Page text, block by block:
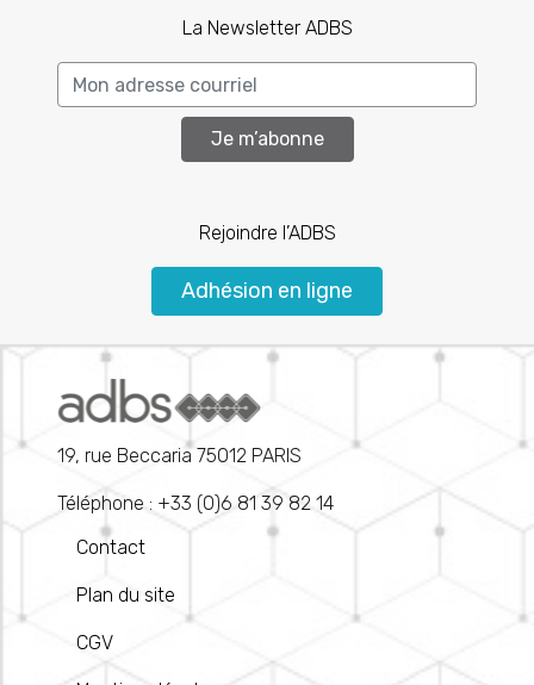
La Newsletter ADBS
Je m’abonne
Rejoindre l’ADBS
Adhésion en ligne
19, rue Beccaria 75012 PARIS
Téléphone : +33 (0)6 81 39 82 14
Contact
Plan du site
CGV